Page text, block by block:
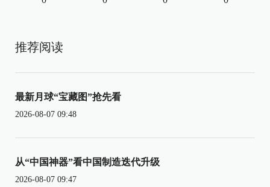
推荐阅读
最新月球“宝藏图”抢先看
2026-08-07 09:48
从“中国神器”看中国制造迭代升级
2026-08-07 09:47